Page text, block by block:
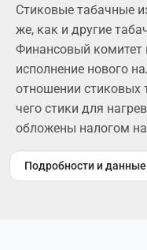
Стиковые табачные
же, как и другие
Финансовый комитет
исполнение нового
отношении стиковых
чего стики для
обложены налогом
Подробности и